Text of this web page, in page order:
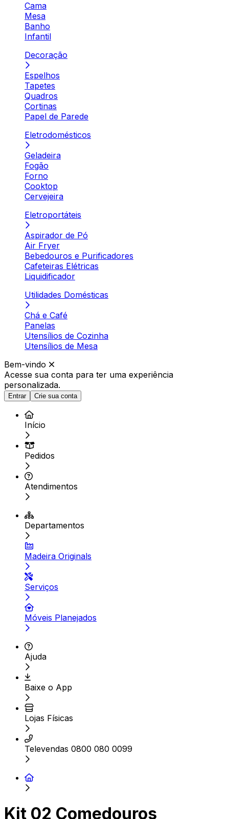
Cama
Mesa
Banho
Infantil
Decoração
Espelhos
Tapetes
Quadros
Cortinas
Papel de Parede
Eletrodomésticos
Geladeira
Fogão
Forno
Cooktop
Cervejeira
Eletroportáteis
Aspirador de Pó
Air Fryer
Bebedouros e Purificadores
Cafeteiras Elétricas
Liquidificador
Utilidades Domésticas
Chá e Café
Panelas
Utensílios de Cozinha
Utensílios de Mesa
Bem-vindo
Acesse sua conta para ter uma experiência
personalizada.
Entrar Crie sua conta
Início
Pedidos
Atendimentos
Departamentos
Madeira Originals
Serviços
Móveis Planejados
Ajuda
Baixe o App
Lojas Físicas
Televendas 0800 080 0099
Kit 02 Comedouros